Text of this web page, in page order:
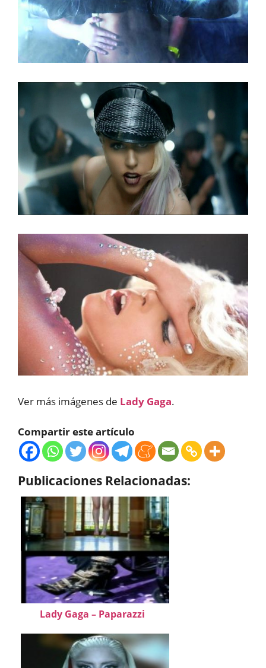
Ver más imágenes de Lady Gaga.
Compartir este artículo
Publicaciones Relacionadas:
Lady Gaga – Paparazzi